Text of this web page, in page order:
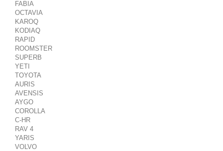
FABIA
OCTAVIA
KAROQ
KODIAQ
RAPID
ROOMSTER
SUPERB
YETI
TOYOTA
AURIS
AVENSIS
AYGO
COROLLA
C-HR
RAV 4
YARIS
VOLVO